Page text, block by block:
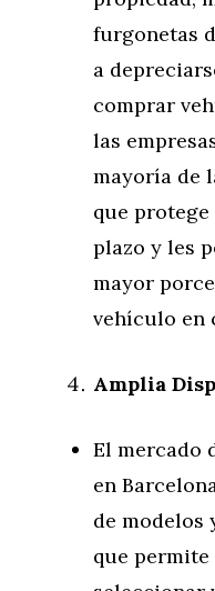
furgonetas
a
comprar
las
mayoría de
que
plazo y les
mayor
vehículo en
Amplia
El mercado
en
de modelos
que permite